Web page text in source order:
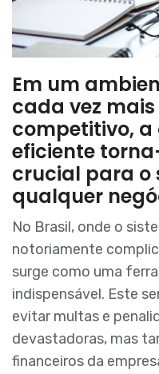
Em um
cada vez
competitivo,
eficiente
crucial para o
qualquer
No Brasil, onde o
notoriamente
surge como uma
indispensável. Este
evitar multas e
devastadoras, mas
financeiros da